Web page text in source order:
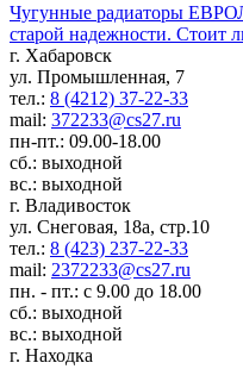
Чугунные радиаторы
старой надежности. Стоит
г. Хабаровск
ул. Промышленная, 7
тел.: 8 (4212) 37-22-33
mail: 372233@cs27.ru
пн-пт.: 09.00-18.00
сб.: выходной
вс.: выходной
г. Владивосток
ул. Снеговая, 18а, стр.10
тел.: 8 (423) 237-22-33
mail: 2372233@cs27.ru
пн. - пт.: с 9.00 до 18.00
сб.: выходной
вс.: выходной
г. Находка